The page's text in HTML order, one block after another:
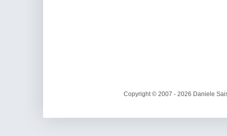
Copyright © 2007 - 2026 Daniele